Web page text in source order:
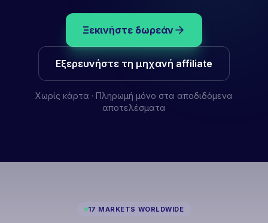
Ξεκινήστε δωρεάν
Εξερευνήστε τη μηχανή affiliate
Χωρίς κάρτα · Πληρωμή μόνο στα αποδιδόμενα
αποτελέσματα
17 MARKETS WORLDWIDE